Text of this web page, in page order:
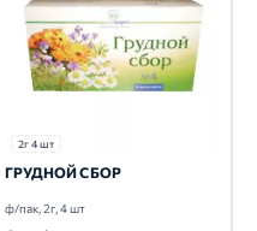
2г 4 шт
ГРУДНОЙ СБОР
ф/пак, 2г, 4 шт